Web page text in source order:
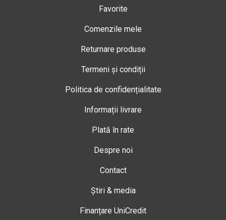
Favorite
Comenzile mele
Returnare produse
Termeni și condiții
Politica de confidențialitate
Informații livrare
Plată în rate
Despre noi
Contact
Știri & media
Finanțare UniCredit